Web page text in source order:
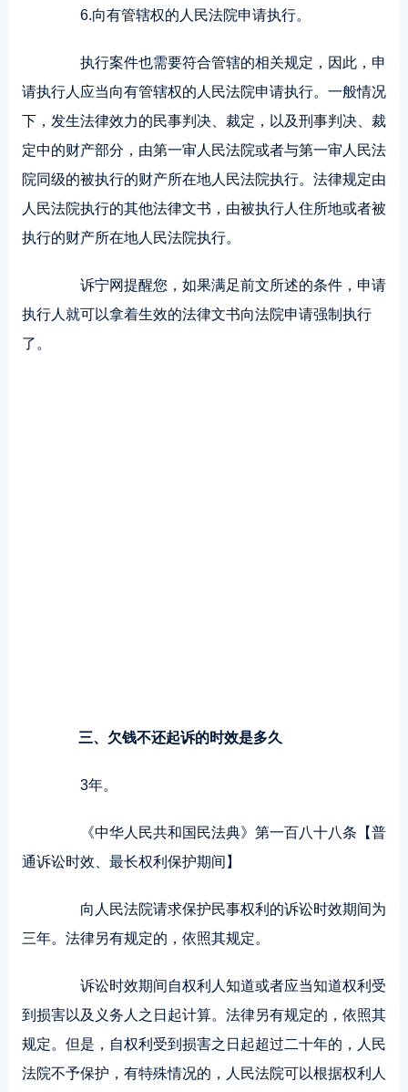
6.向有管辖权的人民法院申请执行。
执行案件也需要符合管辖的相关规定，因此，申
请执行人应当向有管辖权的人民法院申请执行。一般情况
下，发生法律效力的民事判决、裁定，以及刑事判决、裁
定中的财产部分，由第一审人民法院或者与第一审人民法
院同级的被执行的财产所在地人民法院执行。法律规定由
人民法院执行的其他法律文书，由被执行人住所地或者被
执行的财产所在地人民法院执行。
诉宁网提醒您，如果满足前文所述的条件，申请
执行人就可以拿着生效的法律文书向法院申请强制执行
了。
三、欠钱不还起诉的时效是多久
3年。
《中华人民共和国民法典》第一百八十八条【普
通诉讼时效、最长权利保护期间】
向人民法院请求保护民事权利的诉讼时效期间为
三年。法律另有规定的，依照其规定。
诉讼时效期间自权利人知道或者应当知道权利受
到损害以及义务人之日起计算。法律另有规定的，依照其
规定。但是，自权利受到损害之日起超过二十年的，人民
法院不予保护，有特殊情况的，人民法院可以根据权利人